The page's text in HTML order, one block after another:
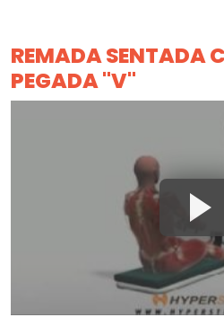
REMADA SENTADA
PEGADA "V"